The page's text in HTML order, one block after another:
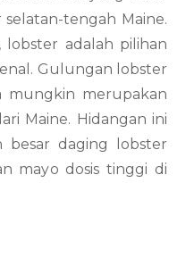
tengah Maine.
lobster adalah pilihan
Gulungan lobster
mungkin merupakan
Maine. Hidangan ini
besar daging lobster
mayo dosis tinggi di